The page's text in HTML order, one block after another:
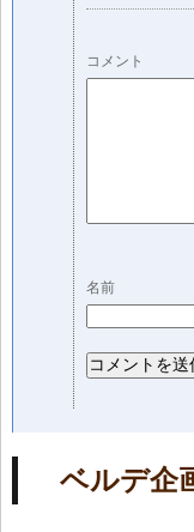
コメント
名前
ベルデ企